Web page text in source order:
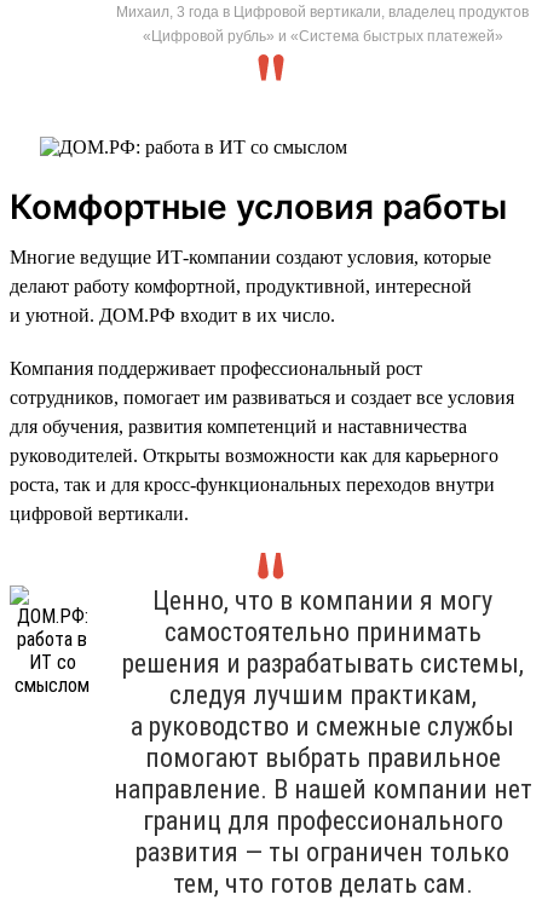
Михаил, 3 года в Цифровой вертикали, владелец продуктов
«Цифровой рубль» и «Система быстрых платежей»
Комфортные условия работы
Многие ведущие ИТ-компании создают условия, которые
делают работу комфортной, продуктивной, интересной
и уютной. ДОМ.РФ входит в их число.
Компания поддерживает профессиональный рост
сотрудников, помогает им развиваться и создает все условия
для обучения, развития компетенций и наставничества
руководителей. Открыты возможности как для карьерного
роста, так и для кросс-функциональных переходов внутри
цифровой вертикали.
Ценно, что в компании я могу
самостоятельно принимать
решения и разрабатывать системы,
следуя лучшим практикам,
а руководство и смежные службы
помогают выбрать правильное
направление. В нашей компании нет
границ для профессионального
развития — ты ограничен только
тем, что готов делать сам.